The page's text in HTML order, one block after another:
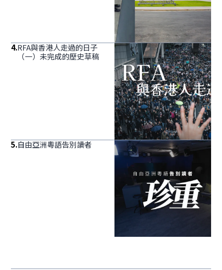
4.RFA與香港人走過的日子
（一）未完成的歷史草稿
5.自由亞洲粵語告別讀者